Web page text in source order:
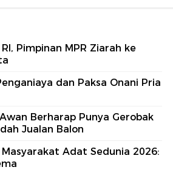
Pimpinan MPR Ziarah ke
dan Paksa Onani Pria
Berharap Punya Gerobak
Jualan Balon
Adat Sedunia 2026: